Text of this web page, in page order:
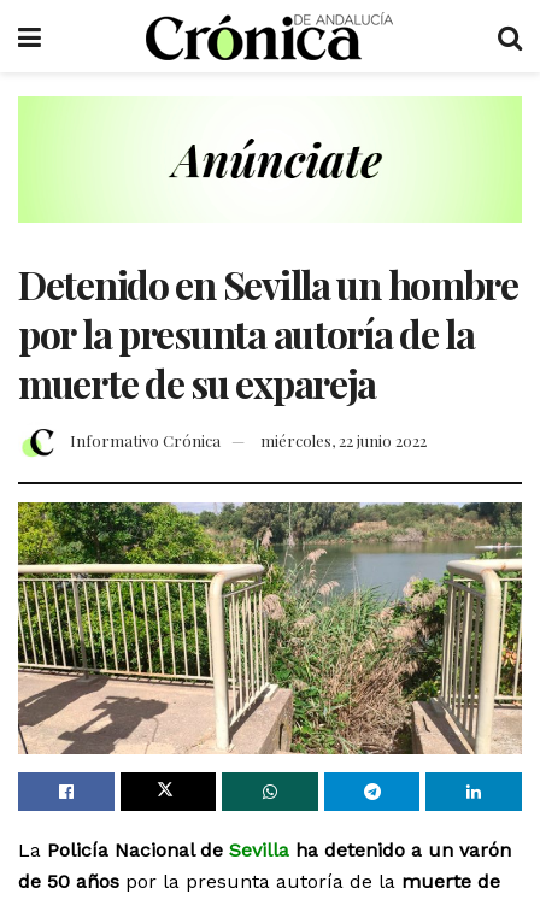
Detenido en Sevilla un hombre
por la presunta autoría de la
muerte de su expareja
Informativo Crónica miércoles, 22 junio 2022
La Policía Nacional de Sevilla ha detenido a un varón
de 50 años por la presunta autoría de la muerte de